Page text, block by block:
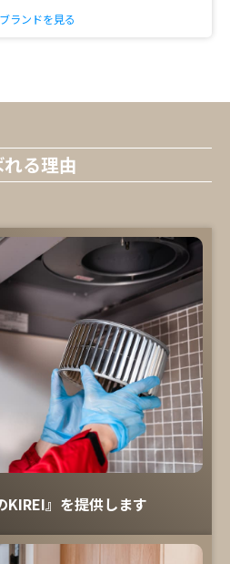
ランドを見る
る理由
KIREI』を提供します